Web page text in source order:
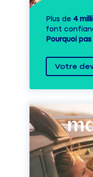
Plus de 4
font
Pourquoi
Votre